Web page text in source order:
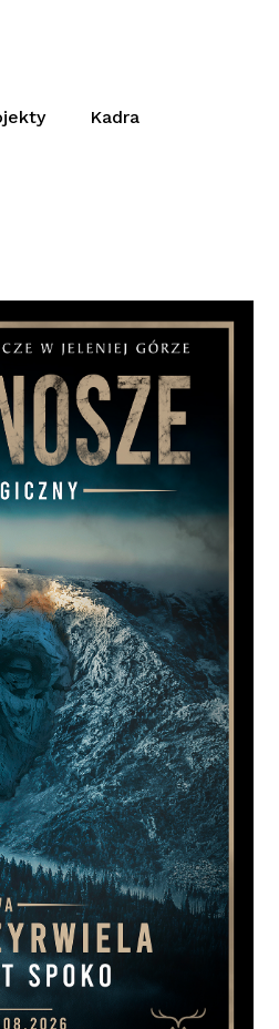
Kadra